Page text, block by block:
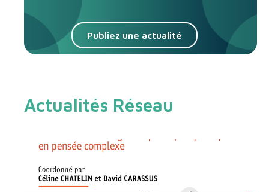
Publiez une actualité
Actualités Réseau